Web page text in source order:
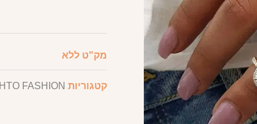
מק"ט ללא
קטגוריות HTO FASHION